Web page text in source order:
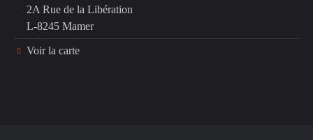
2A Rue de la Libération
L-8245 Mamer
Voir la carte